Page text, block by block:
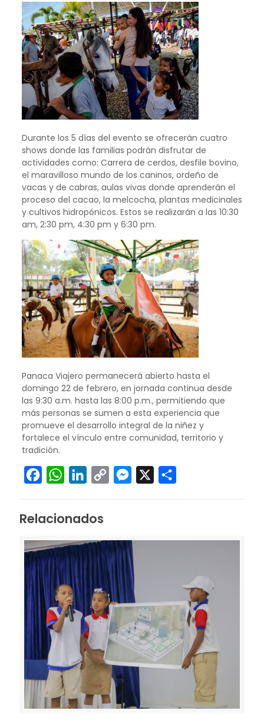
Durante los 5 días del evento se ofrecerán cuatro
shows donde las familias podrán disfrutar de
actividades como: Carrera de cerdos, desfile bovino,
el maravilloso mundo de los caninos, ordeño de
vacas y de cabras, aulas vivas donde aprenderán el
proceso del cacao, la melcocha, plantas medicinales
y cultivos hidropónicos. Estos se realizarán a las 10:30
am, 2:30 pm, 4:30 pm y 6:30 pm.
Panaca Viajero permanecerá abierto hasta el
domingo 22 de febrero, en jornada continua desde
las 9:30 a.m. hasta las 8:00 p.m., permitiendo que
más personas se sumen a esta experiencia que
promueve el desarrollo integral de la niñez y
fortalece el vínculo entre comunidad, territorio y
tradición.
FacebookWhatsAppLinkedIn
Copy
Messenger
Relacionados